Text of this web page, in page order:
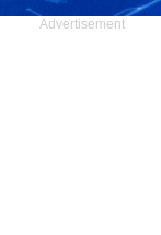
Advertisement